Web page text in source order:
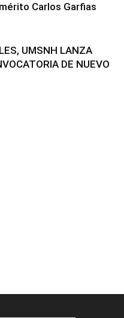
Carlos Garfias
UMSNH LANZA
DE NUEVO